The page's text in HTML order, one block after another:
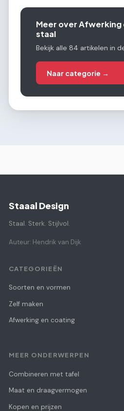
Meer over Afwerking
staal
Bekijk alle 84 artikelen in
Naar categorie →
Staaal Design
Staal. Sterk. Stijlvol.
Auteur: Hendrik van Dijk
CATEGORIEËN
Soorten en vormen
Zelf maken
Afwerking en coating
MEER ONDERWERPEN
Combineren met tafel
Maat en draagvermogen
Kopen en prijzen